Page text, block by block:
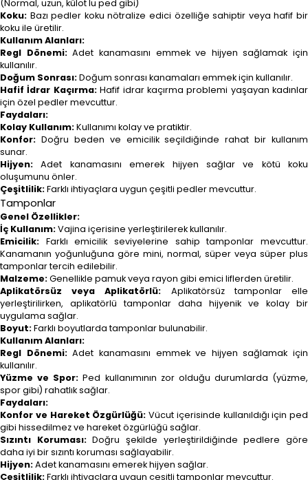
(Normal, uzun, külot lu ped gibi)
Koku: Bazı pedler koku nötralize edici özelliğe sahiptir veya hafif bir
koku ile üretilir.
Kullanım Alanları:
Regl Dönemi:Adet kanamasını emmek ve hijyen sağlamak için
kullanılır.
Doğum Sonrası:Doğum sonrası kanamaları emmek için kullanılır.
Hafif İdrar Kaçırma:Hafif idrar kaçırma problemi yaşayan kadınlar
için özel pedler mevcuttur.
Faydaları:
Kolay Kullanım:Kullanımı kolay ve pratiktir.
Konfor: Doğru beden ve emicilik seçildiğinde rahat bir kullanım
sunar.
Hijyen: Adet kanamasını emerek hijyen sağlar ve kötü koku
oluşumunu önler.
Çeşitlilik:Farklı ihtiyaçlara uygun çeşitli pedler mevcuttur.
Tamponlar
Genel Özellikler:
İç Kullanım:Vajina içerisine yerleştirilerek kullanılır.
Emicilik: Farklı emicilik seviyelerine sahip tamponlar mevcuttur.
Kanamanın yoğunluğuna göre mini, normal, süper veya süper plus
tamponlar tercih edilebilir.
Malzeme:Genellikle pamuk veya rayon gibi emici liflerden üretilir.
Aplikatörsüz veya Aplikatörlü: Aplikatörsüz tamponlar elle
yerleştirilirken, aplikatörlü tamponlar daha hijyenik ve kolay bir
uygulama sağlar.
Boyut:Farklı boyutlarda tamponlar bulunabilir.
Kullanım Alanları:
Regl Dönemi:Adet kanamasını emmek ve hijyen sağlamak için
kullanılır.
Yüzme ve Spor: Ped kullanımının zor olduğu durumlarda (yüzme,
spor gibi) rahatlık sağlar.
Faydaları:
Konfor ve Hareket Özgürlüğü: Vücut içerisinde kullanıldığı için ped
gibi hissedilmez ve hareket özgürlüğü sağlar.
Sızıntı Koruması:Doğru şekilde yerleştirildiğinde pedlere göre
daha iyi bir sızıntı koruması sağlayabilir.
Hijyen:Adet kanamasını emerek hijyen sağlar.
Çeşitlilik:Farklı ihtiyaçlara uygun çeşitli tamponlar mevcuttur.